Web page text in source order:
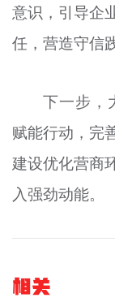
意识，引导企
任，营造守信
下一步，
赋能行动，完
建设优化营商
入强劲动能。
相关